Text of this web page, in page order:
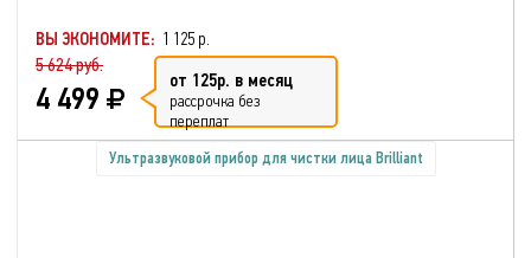
ВЫ ЭКОНОМИТЕ: 1 125 р.
5 624 руб.
4 499 от 125р. в месяц
рассрочка без
переплат
Ультразвуковой прибор для чистки лица Brilliant